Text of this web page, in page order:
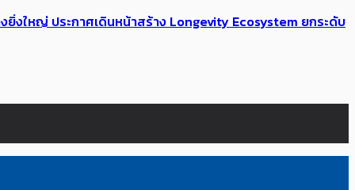
งใหญ่ ประกาศเดินหน้าสร้าง Longevity Ecosystem ยกระดับ